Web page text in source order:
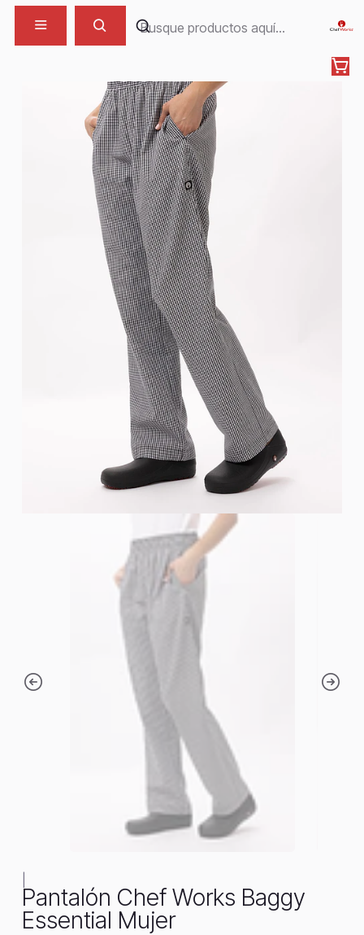
Pantalón Chef Works Baggy
Essential Mujer